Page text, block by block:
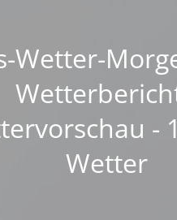
Wetter-
-
Wetter